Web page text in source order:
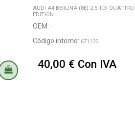
AUDI A4 BERLINA (8E) 2.5 TDI QUATTRO
EDITION...
OEM: -
Código interno: 671130
40,00 € Con IVA